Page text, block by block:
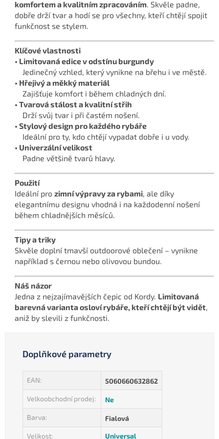
komfortem a kvalitním zpracováním. Skvěle padne,
dobře drží tvar a hodí se pro všechny, kteří chtějí spojit
funkčnost se stylem.
Klíčové vlastnosti
• Limitovaná edice v odstínu burgundy
Jedinečný vzhled, který vynikne na břehu i ve městě.
• Hřejivý a měkký materiál
Zajišťuje komfort i během chladných dní.
• Tvarová stálost a kvalitní střih
Drží svůj tvar i při častém nošení.
• Stylový design pro každého rybáře
Ideální pro ty, kdo chtějí vypadat dobře i u vody.
• Univerzální velikost
Padne většině tvarů hlavy.
Použití
Ideální pro zimní výpravy za rybami, ale díky
elegantnímu designu vhodná i na každodenní nošení
během chladnějších měsíců.
Tipy a triky
Skvěle doplní tmavší outdoorové oblečení – vynikne
například s černou nebo olivovou bundou.
Náš názor
Jedna z nejzajímavějších čepic od Kordy. Limitovaná
barevná varianta osloví rybáře, kteří chtějí být vidět,
aniž by slevili z funkčnosti.
Doplňkové parametry
EAN: 5060660632862
Velkoobchodní prodej: Ne
Barva: Fialová
Velikost: Universal